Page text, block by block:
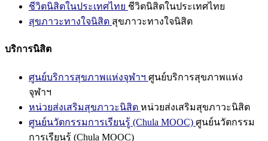
ชีวิตนิสิตในประเทศไทย ชีวิตนิสิตในประเทศไทย
สุขภาวะทางใจนิสิต สุขภาวะทางใจนิสิต
บริการนิสิต
ศูนย์บริการสุขภาพแห่งจุฬาฯ ศูนย์บริการสุขภาพแห่ง
จุฬาฯ
หน่วยส่งเสริมสุขภาวะนิสิต หน่วยส่งเสริมสุขภาวะนิสิต
ศูนย์นวัตกรรมการเรียนรู้ (Chula MOOC) ศูนย์นวัตกรรม
การเรียนรู้ (Chula MOOC)